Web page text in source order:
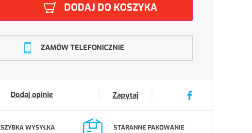
DODAJ DO KOSZYKA
ZAMÓW TELEFONICZNIE
Dodaj opinię Zapytaj
SZYBKA WYSYŁKA STARANNE PAKOWANIE